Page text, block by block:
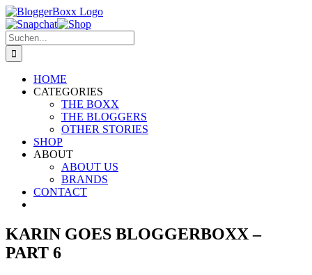
Zum
Inhalt
springen
Facebook
Instagram
Snapchat
E-
Shop
Suche
nach:
HOME
CATEGORIES
THE BOXX
THE BLOGGERS
OTHER STORIES
SHOP
ABOUT
ABOUT US
BRANDS
CONTACT
KARIN GOES BLOGGERBOXX –
PART 6